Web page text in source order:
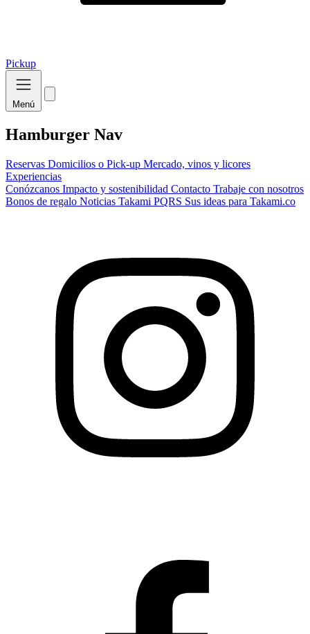
Pickup
Menú
Hamburger Nav
Reservas Domicilios o Pick-up Mercado, vinos y licores
Experiencias
Conózcanos Impacto y sostenibilidad Contacto Trabaje con nosotros
Bonos de regalo Noticias Takami PQRS Sus ideas para Takami.co